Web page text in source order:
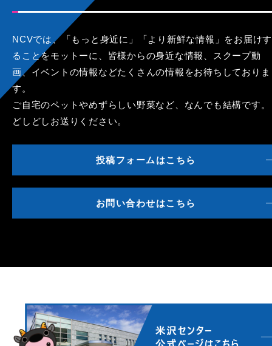
NCVでは、「もっと身近に」「より新鮮な情報」をお届けす
ることをモットーに、皆様からの身近な情報、スクープ動
画、イベントの情報などたくさんの情報をお待ちしておりま
す。
ご自宅のペットやめずらしい野菜など、なんでも結構です。
どしどしお送りください。
投稿フォームはこちら
お問い合わせはこちら